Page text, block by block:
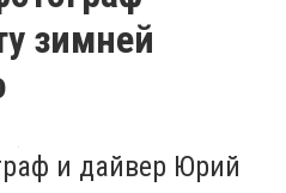
зимней
и дайвер Юрий